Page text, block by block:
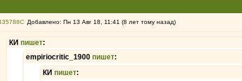
Добавлено: Пн 13 Авг 18, 11:41 (8 лет тому назад)
КИ пишет:
empiriocritic_1900 пишет:
КИ пишет: